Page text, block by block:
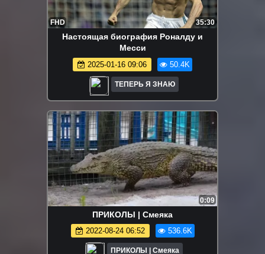
FHD 35:30
Настоящая биография Роналду и
Месси
2025-01-16 09:06 50.4K
ТЕПЕРЬ Я ЗНАЮ
0:09
ПРИКОЛЫ | Смеяка
2022-08-24 06:52 536.6K
ПРИКОЛЫ | Смеяка